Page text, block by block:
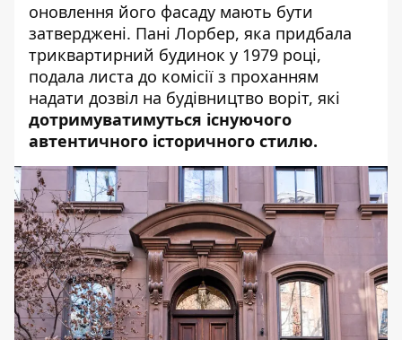
оновлення його фасаду мають бути
затверджені. Пані Лорбер, яка придбала
триквартирний будинок у 1979 році,
подала листа до комісії з проханням
надати дозвіл на будівництво воріт, які
дотримуватимуться існуючого
автентичного історичного стилю.